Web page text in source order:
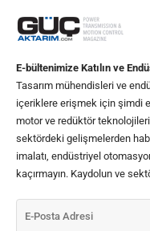
E-bültenimize Katılın ve
Tasarım mühendisleri ve
içeriklere erişmek için şimdi
motor ve redüktör
sektördeki gelişmelerden
imalatı, endüstriyel
kaçırmayın. Kaydolun ve